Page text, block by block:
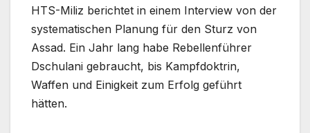
HTS-Miliz berichtet in einem Interview von der
systematischen Planung für den Sturz von
Assad. Ein Jahr lang habe Rebellenführer
Dschulani gebraucht, bis Kampfdoktrin,
Waffen und Einigkeit zum Erfolg geführt
hätten.